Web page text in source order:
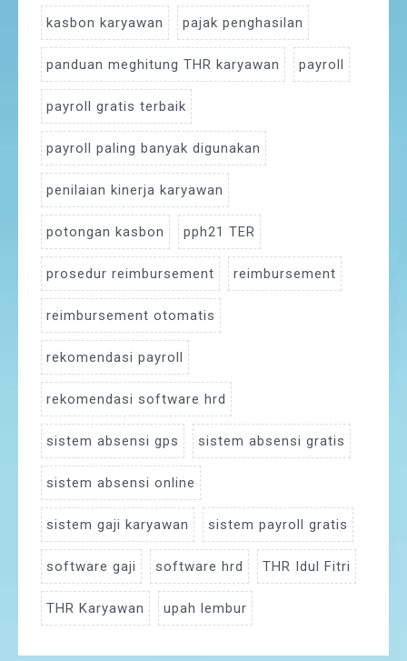
kasbon karyawan pajak penghasilan
panduan meghitung THR karyawan payroll
payroll gratis terbaik
payroll paling banyak digunakan
penilaian kinerja karyawan
potongan kasbon pph21 TER
prosedur reimbursement reimbursement
reimbursement otomatis
rekomendasi payroll
rekomendasi software hrd
sistem absensi gps sistem absensi gratis
sistem absensi online
sistem gaji karyawan sistem payroll gratis
software gaji software hrd THR Idul Fitri
THR Karyawan upah lembur